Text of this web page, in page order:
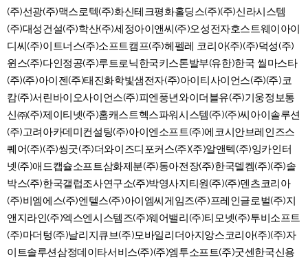
(주)선광(주)맥스로텍(주)화신테크평화홀딩스(주)(주)신라시스템
(주)대성건설(주)학산(주)세정아이앤씨(주)오성전자호스트웨이아이
디씨(주)이트너스(주)소프트캠프(주)헤펠레 코리아(주)(주)덕성(주)
윈스(주)다인정공(주)루트로닉한국키스톤발부(유한)한국 씰마스타
(주)(주)아이젠(주)태진화학빛샘전자(주)아이티사이언스(주)(주)코
캄(주)서린바이오사이언스(주)피엔풍년와이더블유(주)기웅정보통
신㈜(주)제이티넷(주)홈캐스트헥스파워시스템(주)(주)씨아이솔루션
(주)고려아카데미컨설팅(주)아이엔소프트(주)에코시안브레인즈스
퀘어(주)(주)씽굿(주)더와이즈디포커스(주)(주)알앤텍(주)잉카인터
넷(주)애드캡슐소프트삼화제분(주)동아전장(주)한국델켐(주)(주)솔
박스(주)한국갤럽조사연구소(주)박영사지티원(주)(주)덴츠코리아
(주)비엠에스(주)엔텔스(주)아이엠씨게임즈(주)프레인글로벌(주)지
앤지라인(주)엑스엔시스템즈(주)웨어밸리(주)티모넷(주)투비소프트
(주)마더텅(주)날리지큐브(주)모바일리더아지앙스코리아(주)(주)자
이트솔루션삼정데이타서비스(주)(주)엠투소프트(주)굿센한국신용